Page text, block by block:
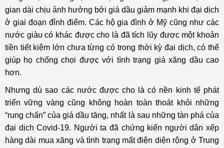
gian dài chịu ảnh hưởng bởi giá dầu giảm mạnh khi đại dịch
ở giai đoạn đỉnh điểm. Các hộ gia đình ở Mỹ cũng như các
nước giàu có khác được cho là đã tích lũy được một khoản
tiền tiết kiệm lớn chưa từng có trong thời kỳ đại dịch, có thể
giúp họ chống chọi được với tình trạng giá xăng dầu cao
hơn.
Nhưng dù sao các nước được cho là có nền kinh tế phát
triển vững vàng cũng không hoàn toàn thoát khỏi những
“rung chấn” của giá dầu tăng, nhất là sau những tàn phá của
đại dịch Covid-19. Người ta đã chứng kiến người dân xếp
hàng dài mua xăng và tình trạng mất điện diện rộng ở Trung